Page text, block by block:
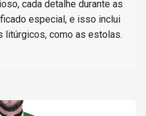
cada detalhe durante as
especial, e isso inclui
litúrgicos, como as estolas.